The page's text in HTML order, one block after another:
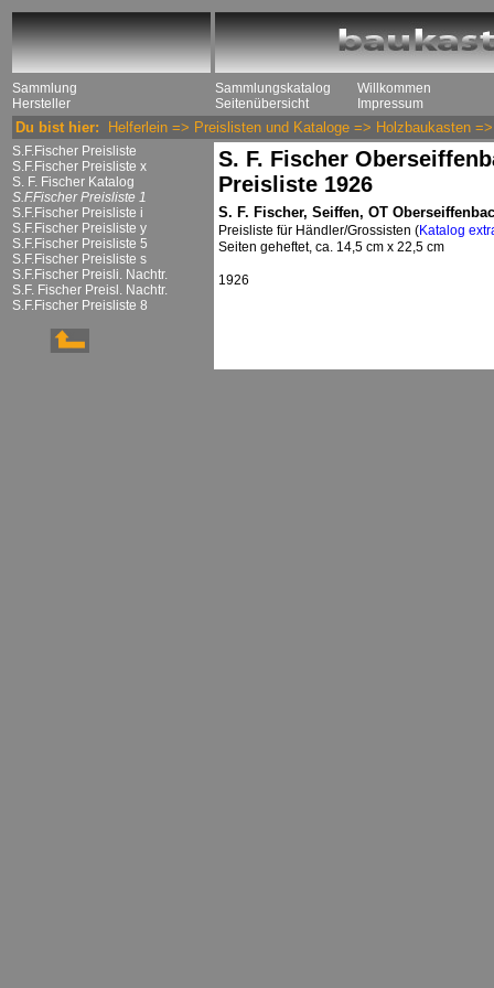
Sammlung
Hersteller
Sammlungskatalog
Seitenübersicht
Willkommen
Impressum
Du bist hier: Helferlein => Preislisten und Kataloge => Holzbaukasten
S.F.Fischer Preisliste
S.F.Fischer Preisliste x
S. F. Fischer Katalog
S.F.Fischer Preisliste 1
S.F.Fischer Preisliste i
S.F.Fischer Preisliste y
S.F.Fischer Preisliste 5
S.F.Fischer Preisliste s
S.F.Fischer Preisli. Nachtr.
S.F. Fischer Preisl. Nachtr.
S.F.Fischer Preisliste 8
S. F. Fischer
Preisliste 1926
S. F. Fischer, Seiffen, OT
Preisliste für Händler/Grossisten (Katalog
Seiten geheftet, ca. 14,5 cm x 22,5 cm
1926